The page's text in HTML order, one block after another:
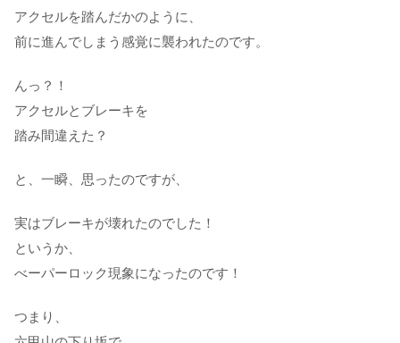
アクセルを踏んだかのように、
前に進んでしまう感覚に襲われたのです。
んっ？！
アクセルとブレーキを
踏み間違えた？
と、一瞬、思ったのですが、
実はブレーキが壊れたのでした！
というか、
べーパーロック現象になったのです！
つまり、